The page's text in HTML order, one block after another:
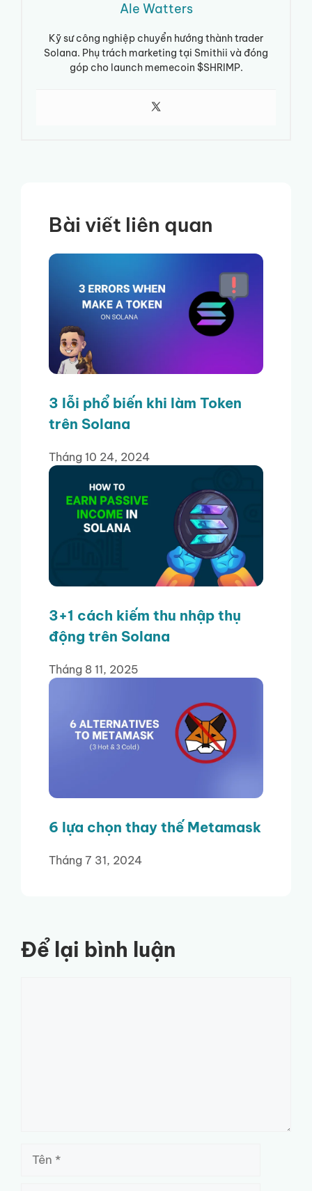
Ale Watters
Kỹ sư công nghiệp chuyển hướng thành trader
Solana. Phụ trách marketing tại Smithii và đóng
góp cho launch memecoin $SHRIMP.
Bài viết liên quan
3 lỗi phổ biến khi làm Token
trên Solana
Tháng 10 24, 2024
3+1 cách kiếm thu nhập thụ
động trên Solana
Tháng 8 11, 2025
6 lựa chọn thay thế Metamask
Tháng 7 31, 2024
Để lại bình luận